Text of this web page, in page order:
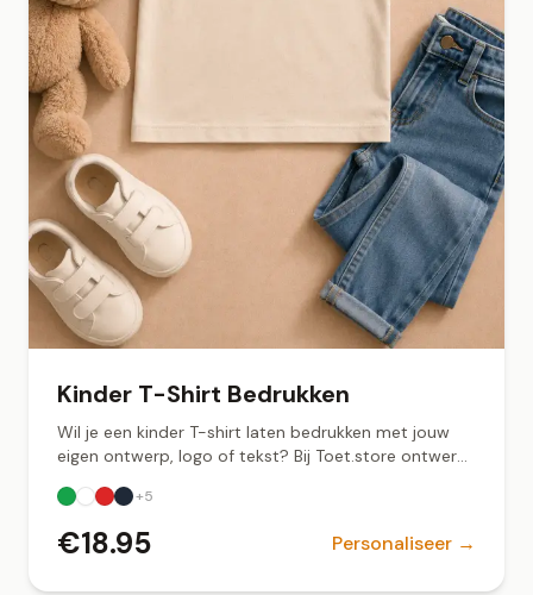
Kinder T-Shirt Bedrukken
Wil je een kinder T-shirt laten bedrukken met jouw
eigen ontwerp, logo of tekst? Bij Toet.store ontwerp
+5
€18.95 Personaliseer →